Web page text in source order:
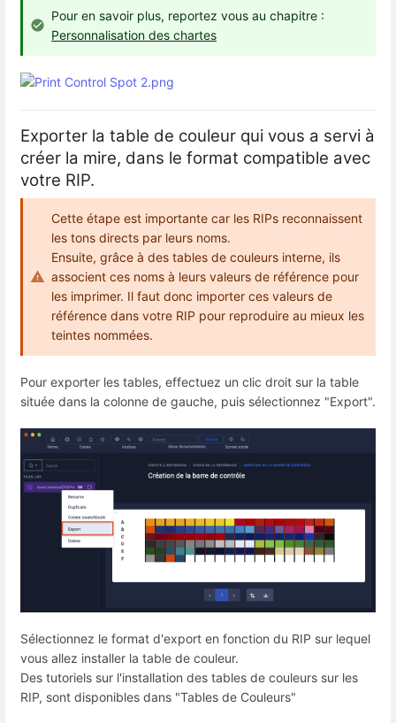
Pour en savoir plus, reportez vous au chapitre :
Personnalisation des chartes
Exporter la table de couleur qui vous a servi à
créer la mire, dans le format compatible avec
votre RIP.
Cette étape est importante car les RIPs reconnaissent
les tons directs par leurs noms.
Ensuite, grâce à des tables de couleurs interne, ils
associent ces noms à leurs valeurs de référence pour
les imprimer. Il faut donc importer ces valeurs de
référence dans votre RIP pour reproduire au mieux les
teintes nommées.
Pour exporter les tables, effectuez un clic droit sur la table
située dans la colonne de gauche, puis sélectionnez "Export".
Sélectionnez le format d'export en fonction du RIP sur lequel
vous allez installer la table de couleur.
Des tutoriels sur l'installation des tables de couleurs sur les
RIP, sont disponibles dans "Tables de Couleurs"